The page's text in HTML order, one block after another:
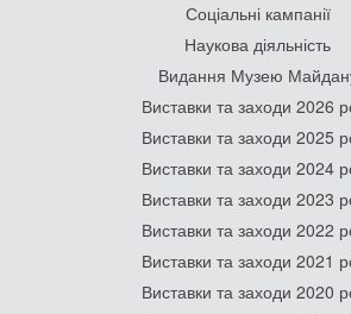
Соціальні кампанії
Наукова діяльність
Видання Музею
Виставки та заходи 2026
Виставки та заходи 2025
Виставки та заходи 2024
Виставки та заходи 2023
Виставки та заходи 2022
Виставки та заходи 2021
Виставки та заходи 2020